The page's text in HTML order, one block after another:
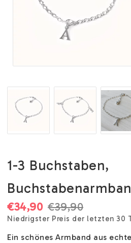
1-3 Buchstaben,
€39,90
€34,90
Niedrigster Preis der letzten 30
Ein schönes Armband aus